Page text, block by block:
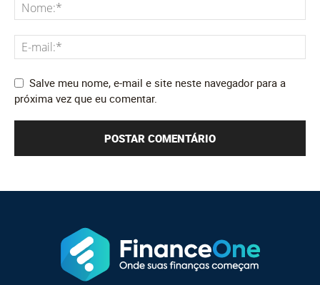
Salve meu nome, e-mail e site neste navegador para a
próxima vez que eu comentar.